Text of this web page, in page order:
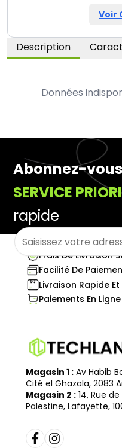
Voir
Description
Données
Abonnez-vous
SERVICE
rapide
Frais De Livraison
Facilité De
Livraison Rapide
Paiements En
Magasin 1 : Av Habib
Cité el Ghazala, 2083
Magasin 2 : 14, Rue de
Palestine, Lafayette,